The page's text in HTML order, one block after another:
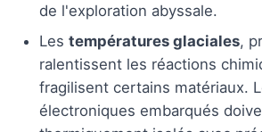
de l'exploration abyssale.
Les températures glaciales,
ralentissent les réactions
fragilisent certains matériaux.
électroniques embarqués